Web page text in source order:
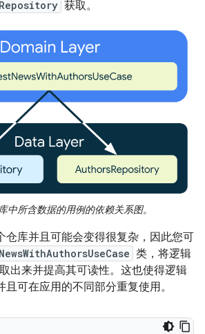
获取。
中所含数据的用例的依赖关系图。
仓库并且可能会变得很复杂，因此您可
类，将逻辑
出来并提高其可读性。这也使得逻辑
可在应用的不同部分重复使用。